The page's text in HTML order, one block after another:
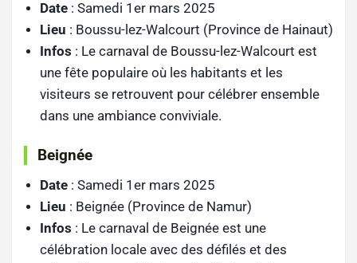
Date : Samedi 1er mars 2025
Lieu : Boussu-lez-Walcourt (Province de Hainaut)
Infos : Le carnaval de Boussu-lez-Walcourt est
une fête populaire où les habitants et les
visiteurs se retrouvent pour célébrer ensemble
dans une ambiance conviviale.
Beignée
Date : Samedi 1er mars 2025
Lieu : Beignée (Province de Namur)
Infos : Le carnaval de Beignée est une
célébration locale avec des défilés et des